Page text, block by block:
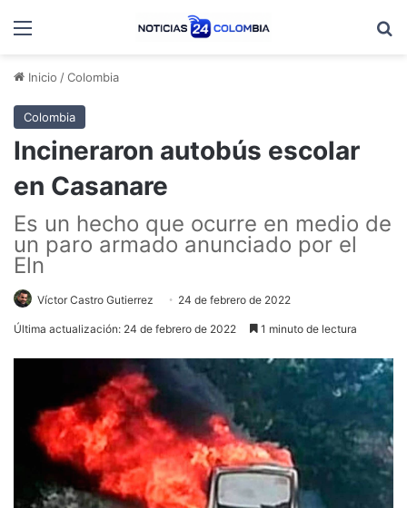
Menú
Inicio /Colombia
Colombia
Incineraron autobús escolar
en Casanare
Es un hecho que ocurre en medio de
un paro armado anunciado por el
Eln
Víctor Castro Gutierrez 24 de febrero de 2022
Última actualización: 24 de febrero de 2022 1 minuto de lectura